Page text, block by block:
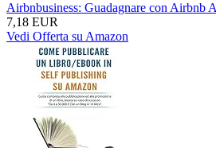
Airbnbusiness: Guadagnare con Airbnb
7,18 EUR
Vedi Offerta su Amazon